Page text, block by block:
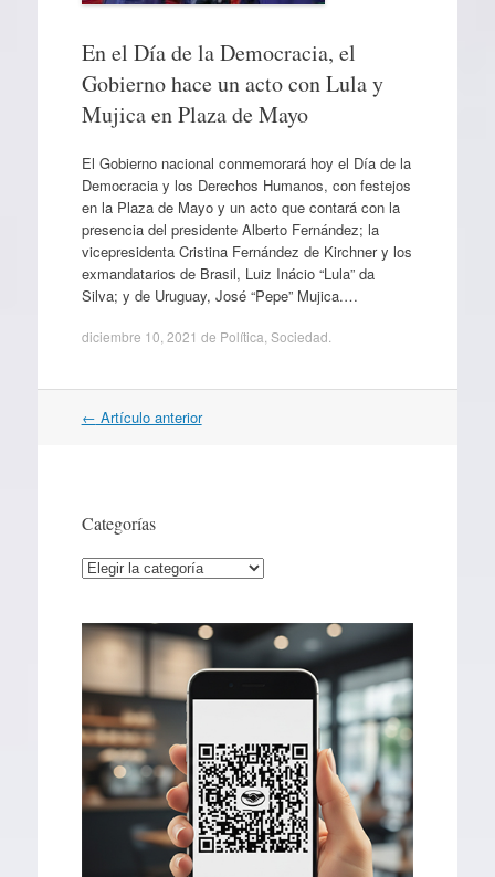
En el Día de la Democracia, el
Gobierno hace un acto con Lula y
Mujica en Plaza de Mayo
El Gobierno nacional conmemorará hoy el Día de la
Democracia y los Derechos Humanos, con festejos
en la Plaza de Mayo y un acto que contará con la
presencia del presidente Alberto Fernández; la
vicepresidenta Cristina Fernández de Kirchner y los
exmandatarios de Brasil, Luiz Inácio “Lula” da
Silva; y de Uruguay, José “Pepe” Mujica.…
diciembre 10, 2021 de Política Sociedad
Navegación
← Artículo anterior
Categorías
Categorías